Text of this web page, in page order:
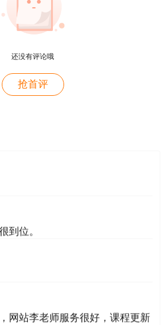
考试网，点击左侧“成绩查
密码、验证码。
师”点击查询，进行查分
2年为一个周期的滚动管理办
目考试的人员必须在连续的两
部科目;符合免试条件，参加2
规及相关知识和专业工程管理
必须在一个考试年度内通过应
还没有评论哦
抢首评
风趣幽默。编的记忆口诀也很助
到位。
网站李老师服务很好，课程更新